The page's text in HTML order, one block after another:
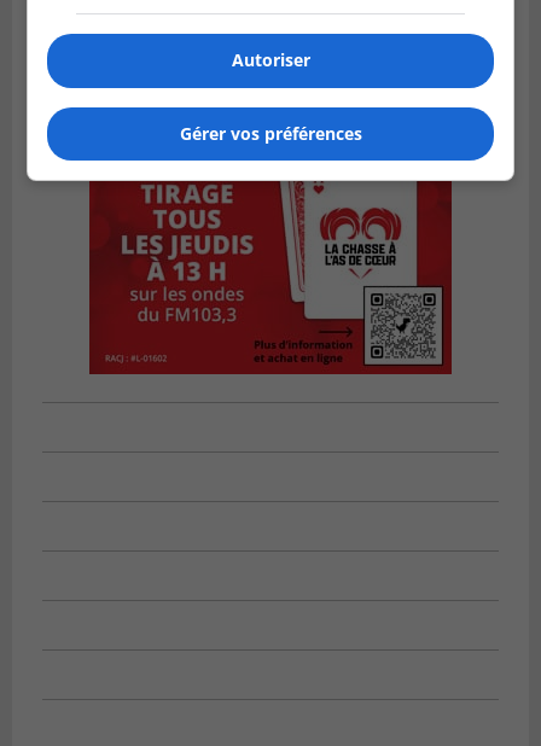
Autoriser
Gérer vos préférences